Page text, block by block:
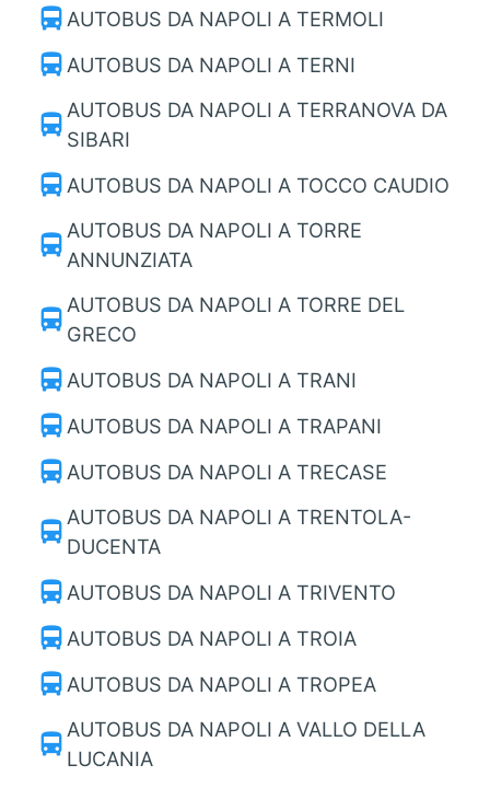
directions_bus AUTOBUS DA NAPOLI A TERMOLI
directions_bus AUTOBUS DA NAPOLI A TERNI
directions_bus AUTOBUS DA NAPOLI A TERRANOVA DA
SIBARI
directions_bus AUTOBUS DA NAPOLI A TOCCO CAUDIO
directions_bus AUTOBUS DA NAPOLI A TORRE
ANNUNZIATA
directions_bus AUTOBUS DA NAPOLI A TORRE DEL
GRECO
directions_bus AUTOBUS DA NAPOLI A TRANI
directions_bus AUTOBUS DA NAPOLI A TRAPANI
directions_bus AUTOBUS DA NAPOLI A TRECASE
directions_bus AUTOBUS DA NAPOLI A TRENTOLA-
DUCENTA
directions_bus AUTOBUS DA NAPOLI A TRIVENTO
directions_bus AUTOBUS DA NAPOLI A TROIA
directions_bus AUTOBUS DA NAPOLI A TROPEA
directions_bus AUTOBUS DA NAPOLI A VALLO DELLA
LUCANIA